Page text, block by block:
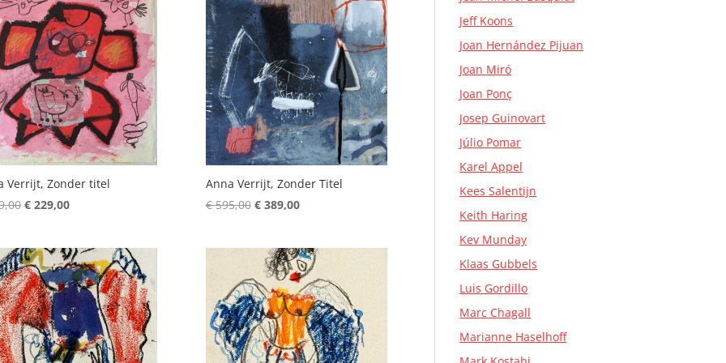
Verrijt, Zonder titel
Oorspronkelijke
€ 289,00.
€229,00Huidige
€ 229,00.
Anna Verrijt, Zonder Titel
€595,00 Oorspronkelijke
€ 595,00.
€389,00Huidige
€ 389,00.
Jeff Koons
Joan Hernández Pijuan
Joan Miró
Joan Ponç
Josep Guinovart
Júlio Pomar
Karel Appel
Kees Salentijn
Keith Haring
Kev Munday
Klaas Gubbels
Luis Gordillo
Marc Chagall
Marianne Haselhoff